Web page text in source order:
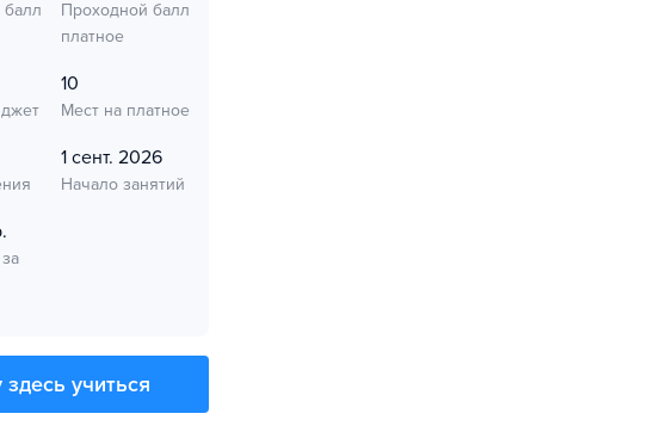
Проходной балл
платное
10
Мест на платное
1 сент. 2026
Начало занятий
учиться